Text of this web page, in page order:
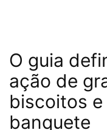
O guia
ação de
biscoitos e
banquete